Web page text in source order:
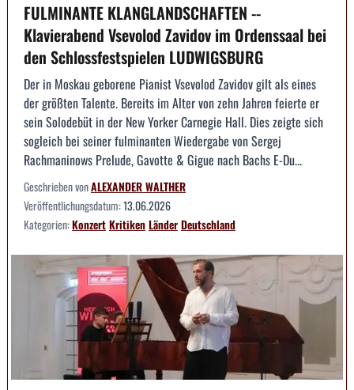
FULMINANTE KLANGLANDSCHAFTEN --
Klavierabend Vsevolod Zavidov im Ordenssaal bei
den Schlossfestspielen LUDWIGSBURG
Der in Moskau geborene Pianist Vsevolod Zavidov gilt als eines
der größten Talente. Bereits im Alter von zehn Jahren feierte er
sein Solodebüt in der New Yorker Carnegie Hall. Dies zeigte sich
sogleich bei seiner fulminanten Wiedergabe von Sergej
Rachmaninows Prelude, Gavotte & Gigue nach Bachs E-Du...
Geschrieben vonALEXANDER WALTHER
Veröffentlichungsdatum:13.06.2026
Kategorien:KonzertKritikenLänderDeutschland